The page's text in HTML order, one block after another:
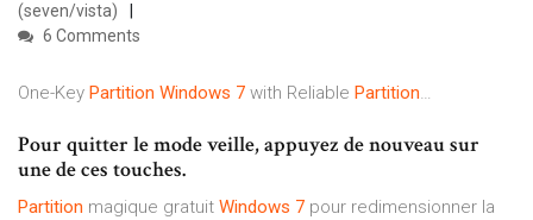
(seven/vista)
6 Comments
One-Key Partition Windows 7 with Reliable Partition…
Pour quitter le mode veille, appuyez de nouveau sur
une de ces touches.
Partition magique gratuit Windows 7 pour redimensionner la